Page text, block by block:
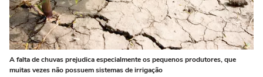
A falta de chuvas prejudica especialmente os pequenos produtores, que
muitas vezes não possuem sistemas de irrigação